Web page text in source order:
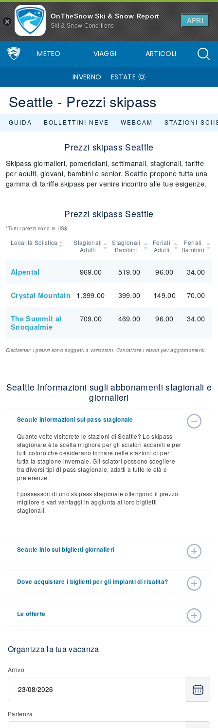
OnTheSnow Ski & Snow Report
Ski & Snow Conditions
APRI
METEO VIAGGI ARTICOLI
INVERNO ESTATE
Seattle - Prezzi skipass
GUIDA BOLLETTINI NEVE WEBCAM STAZIONI
Prezzi skipass Seattle
Skipass giornalieri, pomeridiani, settimanali, stagionali, tariffe
per adulti, giovani, bambini e senior. Seattle propone tutta una
gamma di tariffe skipass per venire incontro alle tue esigenze.
Prezzi skipass Seattle
*Tutti i prezzi sono in US$
Località Sciistica
Stagionali
Adulti
Stagionali
Bambini
Feriali
Adulti
Feriali
Bambini
Alpental 969.00 519.00 96.00 34.00
Crystal Mountain 1,399.00 399.00 149.00 70.00
The Summit at
Snoqualmie
709.00 469.00 96.00 34.00
Disclaimer: i prezzi sono soggetti a variazioni. Contattare i resort per aggiornamenti.
Seattle Informazioni sugli abbonamenti stagionali e
giornalieri
Seattle Informazioni sul pass stagionale
Quante volte visiterete le stazioni di Seattle? Lo skipass
stagionale è la scelta migliore per gli sciatori accaniti e per
tutti coloro che desiderano tornare nelle stazioni di per
tutta la stagione invernale. Gli sciatori possono scegliere
tra diversi tipi di pass stagionale, adatti a tutte le età e
preferenze.
I possessori di uno skipass stagionale ottengono il prezzo
migliore e vari vantaggi in aggiunta ai loro biglietti
stagionali.
Seattle Info sui biglietti giornalieri
prezzi degli skipass early bird sono solitamente diversi da
Dove acquistare i biglietti per gli impianti di risalita?
persona presso le casse del resort. Per informazioni
Le offerte
offerte speciali del resort per trovare tutti i tipi di offerte, tra
cui quelle relative ai negozi, all'alloggio e ai biglietti
Organizza la tua vacanza
Arrivo
Partenza